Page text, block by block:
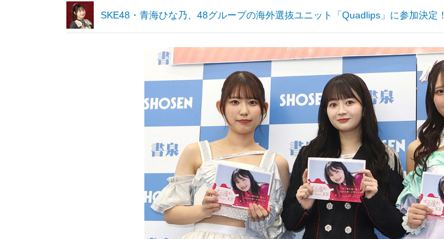
SKE48・青海ひな乃、48グループの海外選抜ユニット「Quadlips」に参加決定！